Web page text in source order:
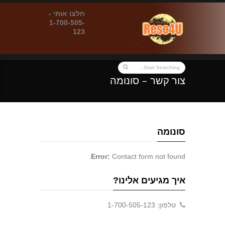
חלצו אותי -
1-700-505-
123
צור קשר – סונומה
סונומה
Error: Contact form not found.
איך מגיעים אלינו?
טלפון: 1-700-505-123